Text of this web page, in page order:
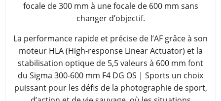
focale de 300 mm à une focale de 600 mm sans
changer d’objectif.
La performance rapide et précise de l’AF grâce à son
moteur HLA (High-response Linear Actuator) et la
stabilisation optique de 5,5 valeurs à 600 mm font
du Sigma 300-600 mm F4 DG OS | Sports un choix
puissant pour les défis de la photographie de sport,